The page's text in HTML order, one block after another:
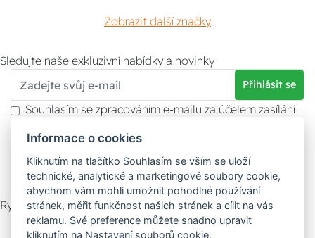
Zobrazit další značky
Sledujte naše exkluzivní nabídky a novinky
Přihlásit se
Souhlasím se zpracováním e-mailu za účelem zasílání
Více informací naleznete v
údajů . Souhlas můžete kdykoliv odvolat.
Rychlý kontakt
Zákaznický servis Vyzvednutí zboží
Informace o cookies
Kliknutím na tlačítko Souhlasím se vším se uloží
technické, analytické a marketingové soubory cookie,
abychom vám mohli umožnit pohodlné používání
stránek, měřit funkčnost našich stránek a cílit na vás
reklamu. Své preference můžete snadno upravit
kliknutím na Nastavení souborů cookie.